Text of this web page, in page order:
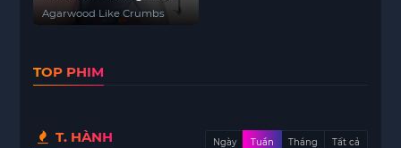
Agarwood Like Crumbs
TOP PHIM
T. HÀNH Ngày Tuần Tháng Tất cả